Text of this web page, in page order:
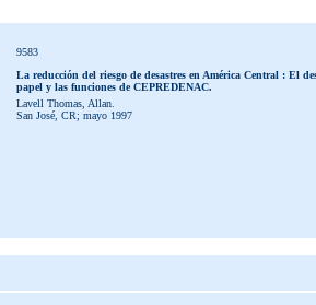
9583
La reducción del riesgo de desastres en América Central : El
papel y las funciones de CEPREDENAC.
Lavell Thomas, Allan.
San José, CR; mayo 1997